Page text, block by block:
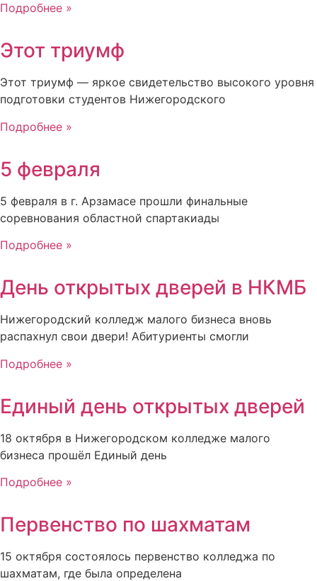
Подробнее »
Этот триумф
Этот триумф — яркое свидетельство высокого уровня
подготовки студентов Нижегородского
Подробнее »
5 февраля
5 февраля в г. Арзамасе прошли финальные
соревнования областной спартакиады
Подробнее »
День открытых дверей в НКМБ
Нижегородский колледж малого бизнеса вновь
распахнул свои двери! Абитуриенты смогли
Подробнее »
Единый день открытых дверей
18 октября в Нижегородском колледже малого
бизнеса прошёл Единый день
Подробнее »
Первенство по шахматам
15 октября состоялось первенство колледжа по
шахматам, где была определена